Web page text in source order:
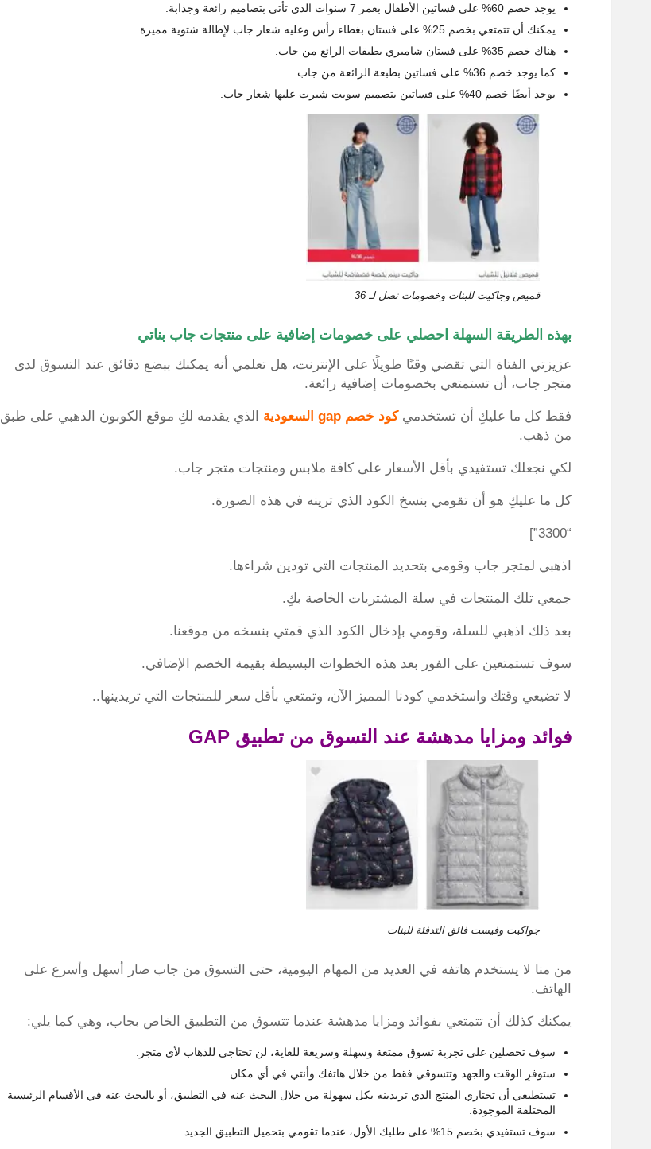
يوجد خصم 60% على فساتين الأطفال بعمر 7 سنوات الذي تأتي بتصاميم رائعة وجذابة.
يمكنك أن تتمتعي بخصم 25% على فستان بغطاء رأس وعليه شعار جاب لإطالة شتوية مميزة.
هناك خصم 35% على فستان شامبري بطبقات الرائع من جاب.
كما يوجد خصم 36% على فساتين بطبعة الرائعة من جاب.
يوجد أيضًا خصم 40% على فساتين بتصميم سويت شيرت عليها شعار جاب.
قميص وجاكيت للبنات وخصومات تصل لـ 36
بهذه الطريقة السهلة احصلي على خصومات إضافية على منتجات جاب بناتي
عزيزتي الفتاة التي تقضي وقتًا طويلًا على الإنترنت، هل تعلمي أنه يمكنك ببضع دقائق عند التسوق لدى
متجر جاب، أن تستمتعي بخصومات إضافية رائعة.
فقط كل ما عليكِ أن تستخدميكود خصم gap السعودية
الذي يقدمه لكِ موقع الكوبون الذهبي على طبق
من ذهب.
لكي نجعلك تستفيدي بأقل الأسعار على كافة ملابس ومنتجات متجر جاب.
كل ما عليكِ هو أن تقومي بنسخ الكود الذي ترينه في هذه الصورة.
“3300”]
اذهبي لمتجر جاب وقومي بتحديد المنتجات التي تودين شراءها.
جمعي تلك المنتجات في سلة المشتريات الخاصة بكِ.
بعد ذلك اذهبي للسلة، وقومي بإدخال الكود الذي قمتي بنسخه من موقعنا.
سوف تستمتعين على الفور بعد هذه الخطوات البسيطة بقيمة الخصم الإضافي.
لا تضيعي وقتك واستخدمي كودنا المميز الآن، وتمتعي بأقل سعر للمنتجات التي تريدينها..
فوائد ومزايا مدهشة عند التسوق من تطبيق GAP
جواكيت وفيست فائق التدفئة للبنات
من منا لا يستخدم هاتفه في العديد من المهام اليومية، حتى التسوق من جاب صار أسهل وأسرع على
الهاتف.
يمكنك كذلك أن تتمتعي بفوائد ومزايا مدهشة عندما تتسوق من التطبيق الخاص بجاب، وهي كما يلي:
سوف تحصلين على تجربة تسوق ممتعة وسهلة وسريعة للغاية، لن تحتاجي للذهاب لأي متجر.
ستوفرِ الوقت والجهد وتتسوقي فقط من خلال هاتفك وأنتي في أي مكان.
تستطيعي أن تختاري المنتج الذي تريدينه بكل سهولة من خلال البحث عنه في التطبيق، أو بالبحث عنه في الأقسام الرئيسية
المختلفة الموجودة.
سوف تستفيدي بخصم 15% على طلبك الأول، عندما تقومي بتحميل التطبيق الجديد.